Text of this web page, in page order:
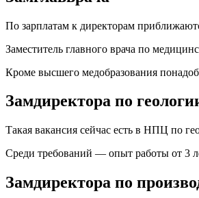
По зарплатам к директорам
Заместитель главного врача по
Кроме высшего медобразования
Замдиректора по
Такая вакансия сейчас есть в НПЦ по
Среди требований — опыт работы от 3
Замдиректора по